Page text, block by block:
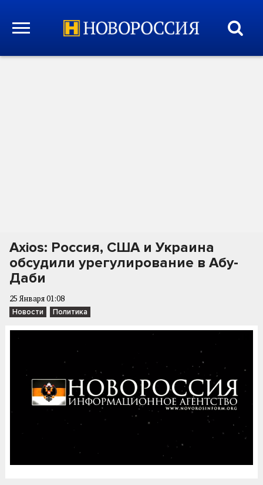
Axios: Россия, США и Украина
обсудили урегулирование в Абу-
Даби
25 Января 01:08
Новости Политика